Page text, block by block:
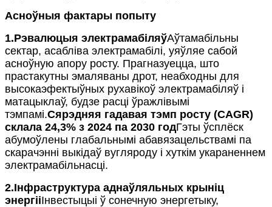
Асноўныя фактары попыту
1.Рэвалюцыя электрамабіляўАўтамабільны
сектар, асабліва электрамабілі, уяўляе сабой
асноўную апору росту. Прагназуецца, што
прастакутны эмаляваны дрот, неабходны для
высокаэфектыўных рухавікоў электрамабіляў і
матацыклаў, будзе расці ўражлівымі
тэмпамі.Сярэдняя гадавая тэмп росту (CAGR)
склала 24,3% з 2024 па 2030 годГэты ўсплёск
абумоўлены глабальнымі абавязацельствамі па
скарачэнні выкідаў вугляроду і хуткім укараненнем
электрамабільнасці.
2.Інфраструктура аднаўляльных крыніц
энергііІнвестыцыі ў сонечную энергетыку,